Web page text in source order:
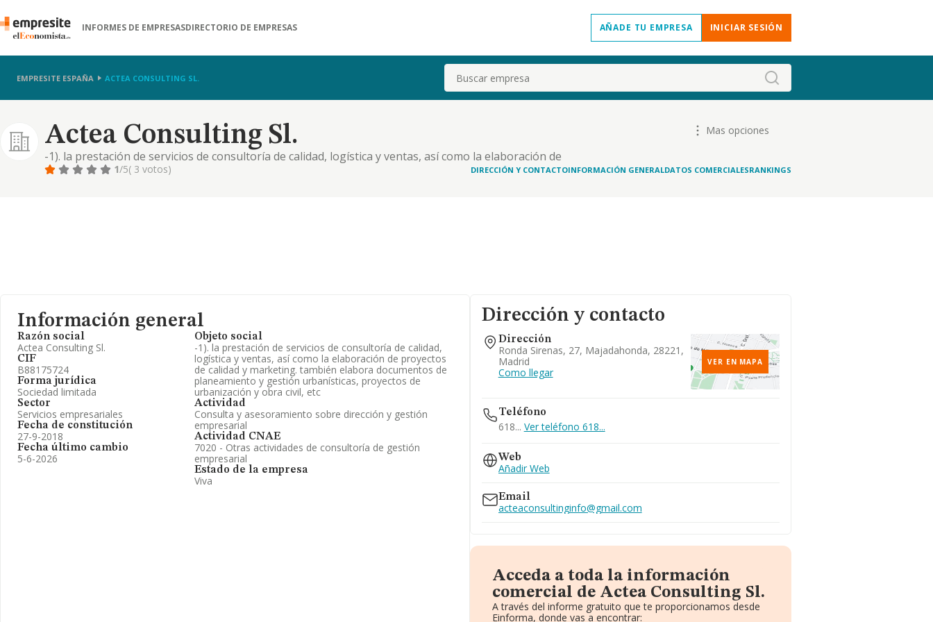
INFORMES DE EMPRESASDIRECTORIO DE EMPRESAS AÑADE TU EMPRESA INICIAR SESIÓN
EMPRESITE ESPAÑA ACTEA CONSULTING SL. Buscar
Actea Consulting Sl.
-1). la prestación de servicios de consultoría de calidad, logística y ventas, así como la elaboración de
proyectos de calidad y marketing. también elabora documentos de planeamiento y gestión
Mas opciones
1/5( 3 votos) DIRECCIÓN Y CONTACTOINFORMACIÓN GENERALDATOS COMERCIALESRANKINGS
Información general
Razón social
Actea Consulting Sl.
CIF
B88175724
Forma jurídica
Sociedad limitada
Sector
Servicios empresariales
Fecha de constitución
27-9-2018
Fecha último cambio
5-6-2026
Objeto social
-1). la prestación de servicios de consultoría de calidad,
logística y ventas, así como la elaboración de proyectos
de calidad y marketing. también elabora documentos de
planeamiento y gestión urbanísticas, proyectos de
urbanización y obra civil, etc
Actividad
Consulta y asesoramiento sobre dirección y gestión
empresarial
Actividad CNAE
7020 - Otras actividades de consultoría de gestión
empresarial
Estado de la empresa
Viva
Dirección y contacto
Dirección
Ronda Sirenas, 27, Majadahonda, 28221,
Madrid
Como llegar
VER EN MAPA
Teléfono
618... Ver teléfono 618...
Web
Añadir Web
Email
acteaconsultinginfo@gmail.com
Acceda a toda la información
comercial de Actea Consulting Sl.
A través del informe gratuito que te proporcionamos desde
Einforma, donde vas a encontrar: